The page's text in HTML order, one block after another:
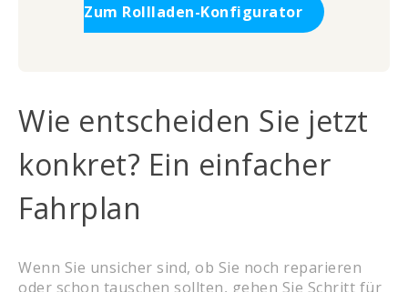
Zum Rollladen-Konfigurator
Wie entscheiden Sie jetzt
konkret? Ein einfacher
Fahrplan
Wenn Sie unsicher sind, ob Sie noch reparieren
oder schon tauschen sollten, gehen Sie Schritt für